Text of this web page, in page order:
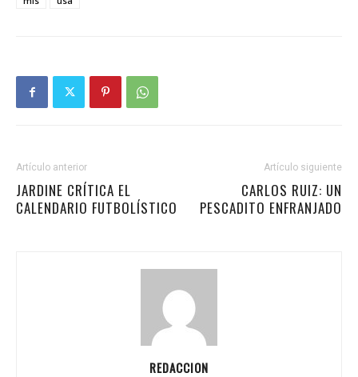
Artículo anterior
JARDINE CRÍTICA EL
CALENDARIO FUTBOLÍSTICO
Artículo siguiente
CARLOS RUIZ: UN
PESCADITO ENFRANJADO
REDACCION